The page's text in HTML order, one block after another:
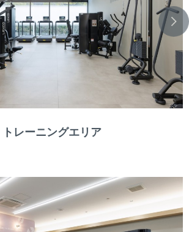
トレーニングエリア